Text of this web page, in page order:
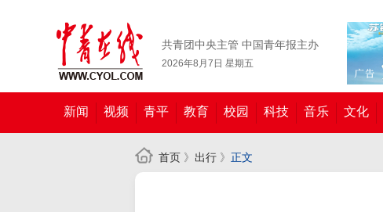
共青团中央主管 中国青年报主办
2026年8月7日 星期五
新闻 视频 青平 教育 校园 科技 音乐 文化
首页 》 出行 》 正文